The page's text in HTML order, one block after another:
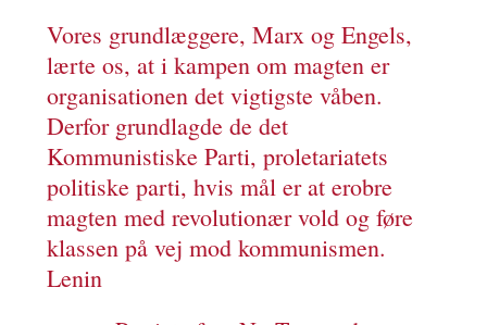
Vores grundlæggere, Marx og Engels,
lærte os, at i kampen om magten er
organisationen det vigtigste våben.
Derfor grundlagde de det
Kommunistiske Parti, proletariatets
politiske parti, hvis mål er at erobre
magten med revolutionær vold og føre
klassen på vej mod kommunismen.
Lenin